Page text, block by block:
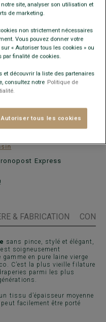
taille au-dessus de votre
AU PANIER
Express
& FABRICATION
sans pince, stylé et élégant,
soigneusement
en pure laine vierge
C’est la plus vieille filature
parmi les plus
tissu d’épaisseur moyenne
facilement être porté
site, analyser son utilisation et
de marketing.
non strictement nécessaires
Vous pouvez donner votre
« Autoriser tous les cookies » ou
par finalité de cookies.
découvrir la liste des partenaires
consultez notre Politique de
Autoriser tous les cookies